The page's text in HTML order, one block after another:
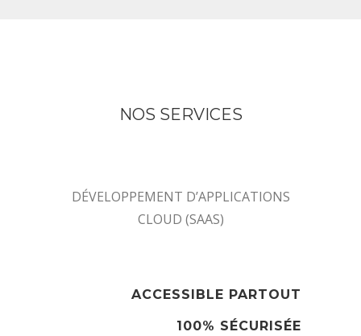
NOS SERVICES
DÉVELOPPEMENT D’APPLICATIONS
CLOUD (SAAS)
ACCESSIBLE PARTOUT
100% SÉCURISÉE